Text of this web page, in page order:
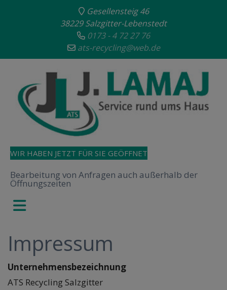
Gesellensteig 46
38229 Salzgitter-Lebenstedt
0173 - 4 72 27 76
ats-recycling@web.de
WIR HABEN JETZT FÜR SIE GEÖFFNET
Bearbeitung von Anfragen auch außerhalb der
Öffnungszeiten
Impressum
Unternehmensbezeichnung
ATS Recycling Salzgitter